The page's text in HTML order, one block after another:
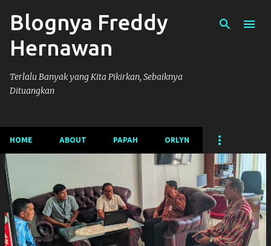
Langsung ke konten utama
Blognya Freddy
Hernawan
Terlalu Banyak yang Kita Pikirkan, Sebaiknya
Dituangkan
HOME ABOUT PAPAH ORLYN
P
o
t